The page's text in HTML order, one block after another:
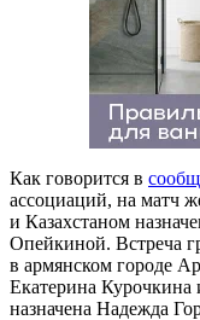
Как говорится в
ассоциаций, на матч
и Казахстаном
Опейкиной. Встреча
в армянском городе
Екатерина
назначена Надежда